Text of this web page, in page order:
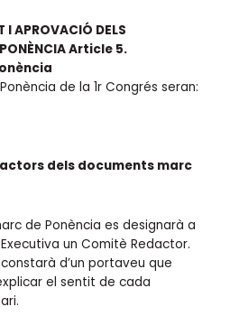
I APROVACIÓ DELS
Article 5.
de la 1r Congrés seran:
dels documents marc
de Ponència es designarà a
un Comitè Redactor.
d’un portaveu que
el sentit de cada